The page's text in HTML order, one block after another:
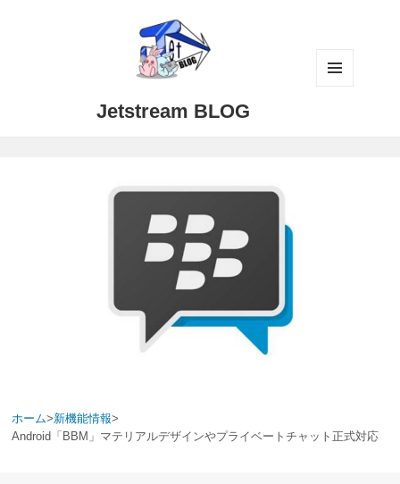
Jetstream BLOG
ホーム>新機能情報>
Android「BBM」マテリアルデザインやプライベートチャット正式対応